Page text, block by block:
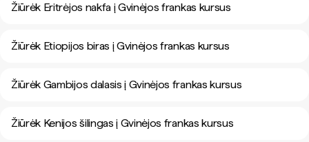
Žiūrėk Eritrėjos nakfa į Gvinėjos frankas kursus
Žiūrėk Etiopijos biras į Gvinėjos frankas kursus
Žiūrėk Gambijos dalasis į Gvinėjos frankas kursus
Žiūrėk Kenijos šilingas į Gvinėjos frankas kursus